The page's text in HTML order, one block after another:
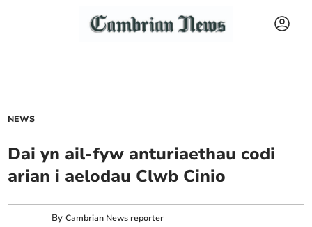
NEWS
Dai yn ail-fyw anturiaethau codi
arian i aelodau Clwb Cinio
ByCambrian News reporter